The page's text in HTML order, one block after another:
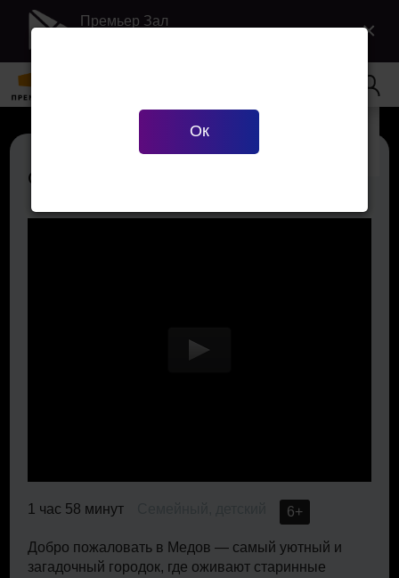
Премьер Зал ×
Сладкая сказка
1 час 58 минут 6+
Добро пожаловать в Медов — самый уютный и
загадочный городок, где оживают старинные
Ок